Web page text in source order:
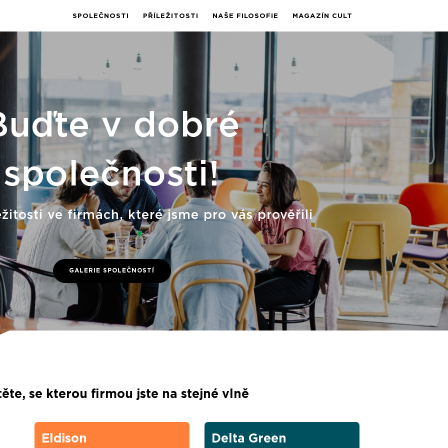
SPOLEČNOSTI PŘÍLEŽITOSTI NAŠE FILOSOFIE MAGAZÍN CULT
v dobré
společnosti!
ve firmách, které jsme pro vás prověřili
GALERIE SPOLEČNOSTÍ
se kterou firmou jste na stejné vlně
Eldison Delta Green